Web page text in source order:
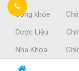
Sống khỏe
Dược Liệu
Nha Khoa
Tin tức